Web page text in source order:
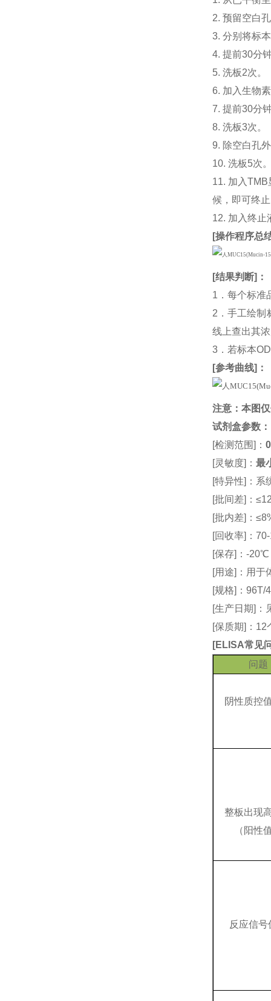
2. 预留空白
3. 分别将标
4. 提前30分
5. 洗板2次。
6. 加入生物
7. 提前30分
8. 洗板3次。
9. 除空白孔
10. 洗板5次
11. 加入
候，即可终
12. 加入终止
[操作程序总
[结果判断]：
1．每个标准
2．手工绘制
线上查出其
3．若标本
[参考曲线]：
注意：本图
试剂盒参数 ：
[检测范围]：
[灵敏度]：最
[特异性]：系
[批间差]：
[批内差]：
[回收率]：
[保存]：-
[用途]：用于
[规格]：96T/
[生产日期]：
[保质期]：
[ELISA常见
问题
阴性质控
整板出现
（阳性
反应信号